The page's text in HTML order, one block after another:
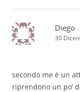
Diego
30
secondo me è un
riprendono un po’